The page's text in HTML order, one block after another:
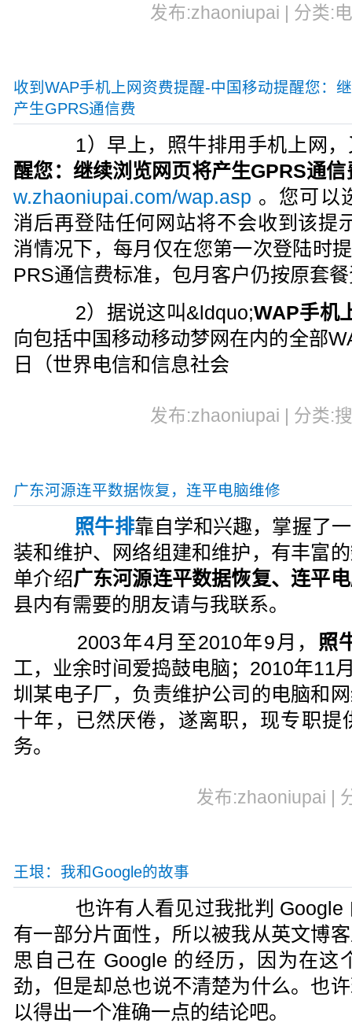
发布:zhaoniupai | 分类:
收到WAP手机上网资费提醒-中国移动提醒您：
产生GPRS通信费
1）早上，照牛排用手机上网，
醒您：继续浏览网页将产生GPRS通信
w.zhaoniupai.com/wap.asp 。您可以
消后再登陆任何网站将不会收到该提
消情况下，每月仅在您第一次登陆时
PRS通信费标准，包月客户仍按原套
2）据说这叫&ldquo;WAP手机
向包括中国移动移动梦网在内的全部
日（世界电信和信息社会
发布:zhaoniupai | 分类:
广东河源连平数据恢复，连平电脑维修
照牛排靠自学和兴趣，掌握了
装和维护、网络组建和维护，有丰富的
单介绍广东河源连平数据恢复、连平
县内有需要的朋友请与我联系。
2003年4月至2010年9月， 照
工，业余时间爱捣鼓电脑；2010年11
圳某电子厂，负责维护公司的电脑和
十年，已然厌倦，遂离职，现专职提
务。
发布:zhaoniupai |
王垠：我和Google的故事
也许有人看见过我批判 Google
有一部分片面性，所以被我从英文博
思自己在 Google 的经历，因为在这
劲，但是却总也说不清楚为什么。也
以得出一个准确一点的结论吧。